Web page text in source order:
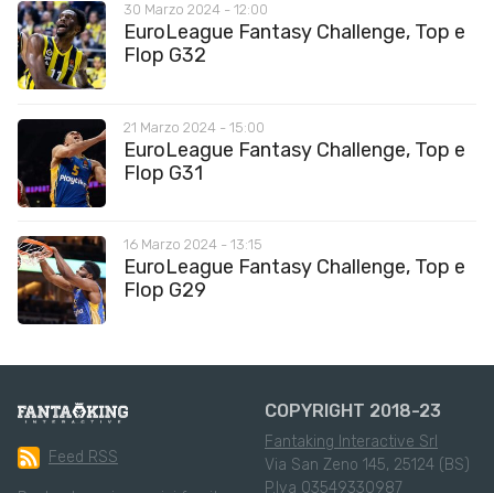
30 Marzo 2024 - 12:00
EuroLeague Fantasy Challenge, Top e
Flop G32
21 Marzo 2024 - 15:00
EuroLeague Fantasy Challenge, Top e
Flop G31
16 Marzo 2024 - 13:15
EuroLeague Fantasy Challenge, Top e
Flop G29
Feed RSS
COPYRIGHT 2018-23
Fantaking Interactive Srl
Via San Zeno 145, 25124 (BS)
P.Iva 03549330987